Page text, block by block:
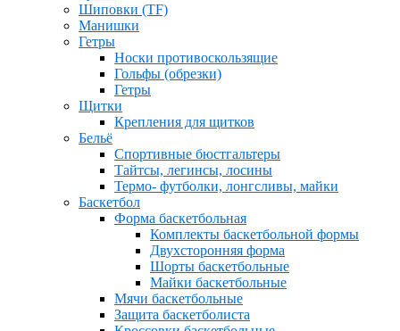
Шиповки (TF)
Манишки
Гетры
Носки противоскользящие
Гольфы (обрезки)
Гетры
Щитки
Крепления для щитков
Бельё
Спортивные бюстгальтеры
Тайтсы, легинсы, лосины
Термо- футболки, лонгсливы, майки
Баскетбол
Форма баскетбольная
Комплекты баскетбольной формы
Двухсторонняя форма
Шорты баскетбольные
Майки баскетбольные
Мячи баскетбольные
Защита баскетболиста